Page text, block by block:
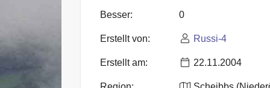
Blog
Besser: 0
Erstellt von: Russi-4
Erstellt am: 22.11.2004